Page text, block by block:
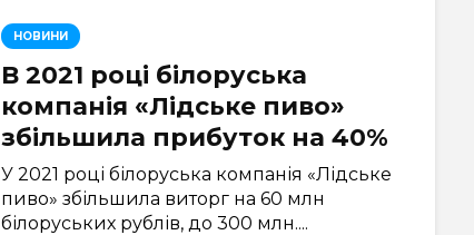
НОВИНИ
В 2021 році білоруська
компанія «Лідське пиво»
збільшила прибуток на 40%
У 2021 році білоруська компанія «Лідське
пиво» збільшила виторг на 60 млн
білоруських рублів, до 300 млн....